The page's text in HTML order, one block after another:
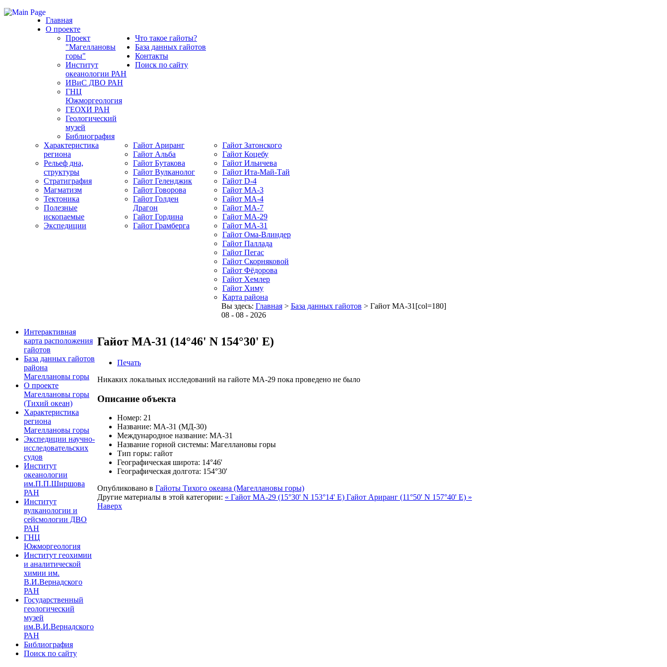
Главная
О проекте
Проект
"Магеллановы
горы"
Институт
океанологии РАН
ИВиС ДВО РАН
ГНЦ
Южморгеология
ГЕОХИ РАН
Геологический
музей
Библиография
Характеристика
региона
Рельеф дна,
структуры
Стратиграфия
Магматизм
Тектоника
Полезные
ископаемые
Экспедиции
Что такое гайоты?
База данных гайотов
Гайот Аpиранг
Гайот Альба
Гайот Бутакова
Гайот Вулканолог
Гайот Геленджик
Гайот Говорова
Гайот Голден
Драгон
Гайот Гордина
Гайот Грамберга
Гайот Затонского
Гайот Коцебу
Гайот Ильичева
Гайот Ита-Май-Тай
Гайот D-4
Гайот МА-3
Гайот MA-4
Гайот MA-7
Гайот MA-29
Гайот MA-31
Гайот Oмa-Влиндер
Гайот Паллада
Гайот Пегас
Гайот Скорняковой
Гайот Фёдорова
Гайот Хемлер
Гайот Химу
Карта района
Контакты
Поиск по сайту
Вы здесь: Главная> База данных гайотов > Гайот MA-31[col=180]
08 - 08 - 2026
Интерактивная
карта расположения
гайотов
База данных гайотов
района
Магеллановы горы
О проекте
Магеллановы горы
(Тихий океан)
Характеристика
региона
Магеллановы горы
Экспедиции научно-
исследовательских
судов
Институт
океанологии
им.П.П.Ширшова
РАН
Институт
вулканологии и
сейсмологии ДВО
РАН
ГНЦ
Южморгеология
Институт геохимии
и аналитической
химии им.
В.И.Вернадского
РАН
Государственный
геологический
музей
им.В.И.Вернадского
РАН
Библиография
Поиск по сайту
Гайот МА-31 (14°46' N 154°30' E)
Печать
Никаких локальных исследований на гайоте МА-29 пока проведено не было
Описание объекта
Номер: 21
Название: МА-31 (МД-30)
Международное название: МА-31
Название горной системы: Магеллановы горы
Тип горы: гайот
Географическая широта: 14°46'
Географическая долгота: 154°30'
Опубликовано в Гайоты Тихого океана (Магеллановы горы)
Другие материалы в этой категории: « Гайот МА-29 (15°30' N 153°14' E) Гайот Ариранг (11°50' N 157°40' E) »
Наверх